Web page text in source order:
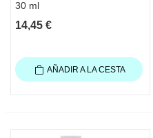
30 ml
14,45 €
AÑADIR A LA CESTA